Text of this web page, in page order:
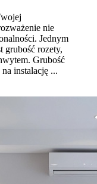
nie
Jednym
grubość rozety,
Grubość
instalację ...